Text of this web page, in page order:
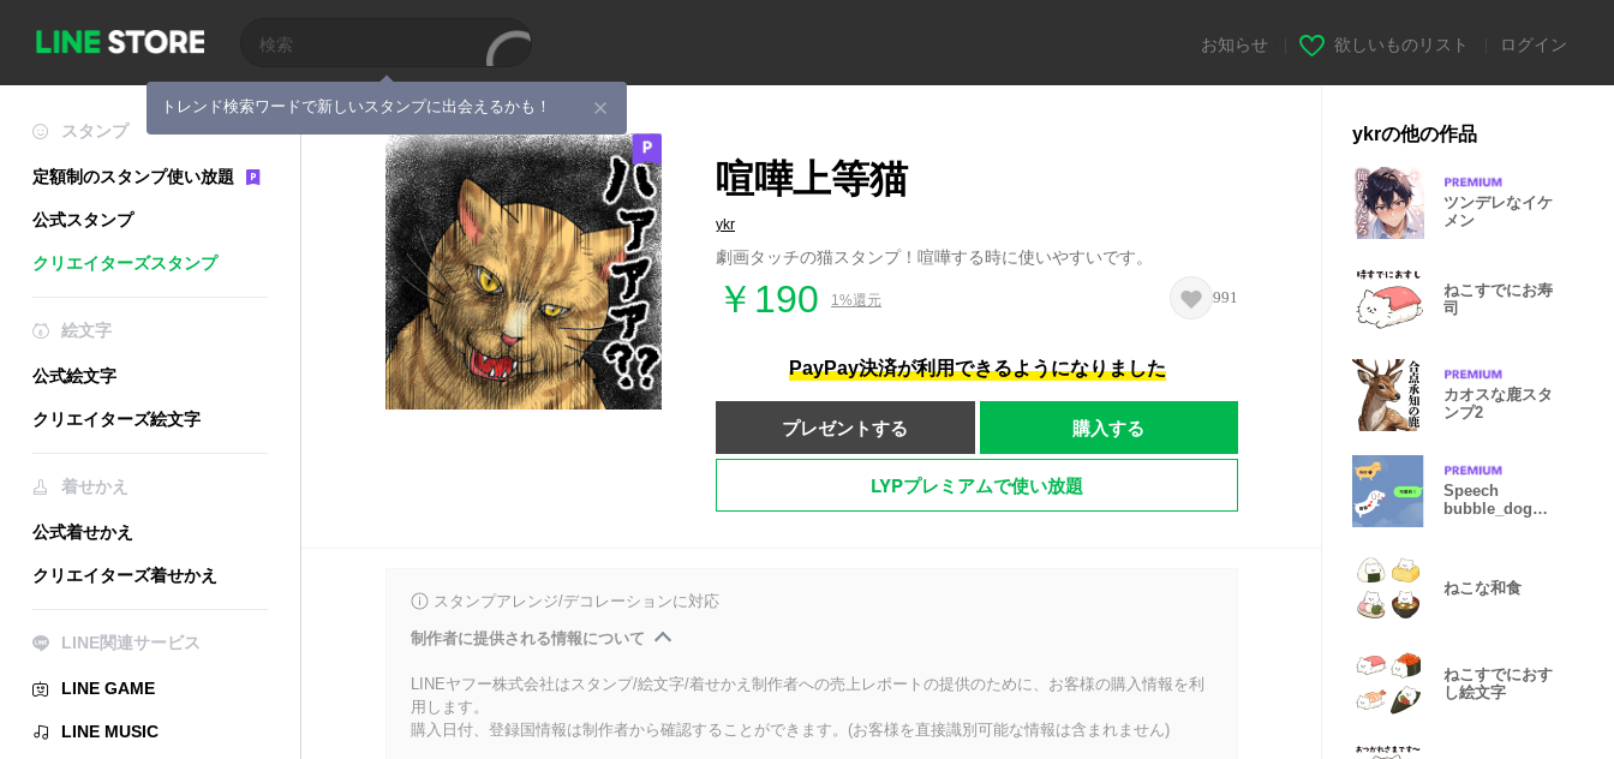
トレンド検索ワードで新しいスタンプに出会えるかも！
お知らせ 欲しいものリスト ログイン
スタンプ
定額制のスタンプ使い放題
公式スタンプ
クリエイターズスタンプ
絵文字
公式絵文字
クリエイターズ絵文字
着せかえ
公式着せかえ
クリエイターズ着せかえ
LINE関連サービス
LINE GAME
LINE MUSIC
喧嘩上等猫
ykr
劇画タッチの猫スタンプ！喧嘩する時に使いやすいです。
￥190 1%還元 991
PayPay決済が利用できるようになりました
プレゼントする 購入する
LYPプレミアムで使い放題
スタンプアレンジ/デコレーションに対応
制作者に提供される情報について
LINEヤフー株式会社はスタンプ/絵文字/着せかえ制作者への売上レポートの提供のために、お客様の購入情報を利
用します。
購入日付、登録国情報は制作者から確認することができます。(お客様を直接識別可能な情報は含まれません)
ykrの他の作品
ツンデレなイケ
メン
ねこすでにお寿
司
カオスな鹿スタ
ンプ2
Speech
bubble_dog
ねこな和食
ねこすでにおす
し絵文字